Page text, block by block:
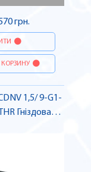
грн.
1,5/ 9-G1-
Гніздова